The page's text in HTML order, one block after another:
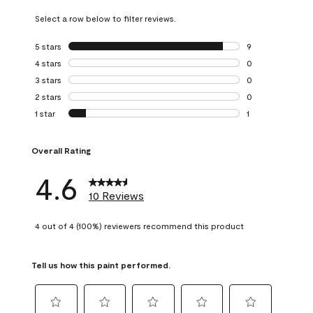
Select a row below to filter reviews.
5 stars stars
9
9 reviews with 5
4 stars stars
0
0 reviews with 4
3 stars stars
0
0 reviews with 3
2 stars stars
0
0 reviews with 2
1 star stars
1
Overall Rating
4.6 10 Reviews
4 out of 4 (100%) reviewers recommend this product
Tell us how this paint performed.